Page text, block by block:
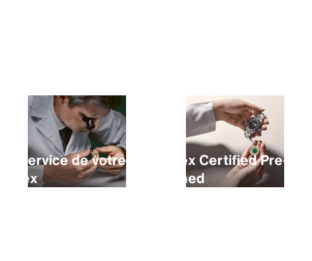
Le service de votre
Rolex
Rolex Certified Pre-
Owned